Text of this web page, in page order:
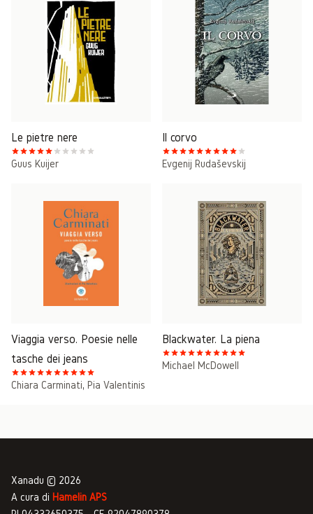
Le pietre nere
Guus Kuijer
Il corvo
Evgenij Rudaševskij
Viaggia verso. Poesie nelle
tasche dei jeans
Chiara Carminati, Pia Valentinis
Blackwater. La piena
Michael McDowell
Xanadu © 2026
A cura di Hamelin APS